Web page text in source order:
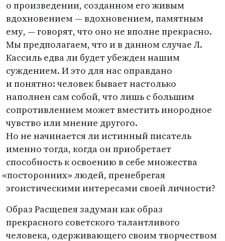
о произведении, созданном его живым
вдохновением — вдохновением, памятным
ему, — говорят, что оно не вполне прекрасно.
Мы предполагаем, что и в данном случае Л.
Кассиль едва ли будет убежден нашим
суждением. И это для нас оправдано
и понятно: человек бывает настолько
наполнен сам собой, что лишь с большим
сопротивлением может вместить инородное
чувство или мнение другого.
Но не начинается ли истинный писатель
именно тогда, когда он приобретает
способность к освоению в себе множества
«посторонних» людей, пренебрегая
эгоистическими интересами своей личности?
Образ Расщепея задуман как образ
прекрасного советского талантливого
человека, одерживающего своим творчеством